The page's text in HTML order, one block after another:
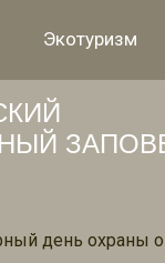
Экотуризм
день охраны